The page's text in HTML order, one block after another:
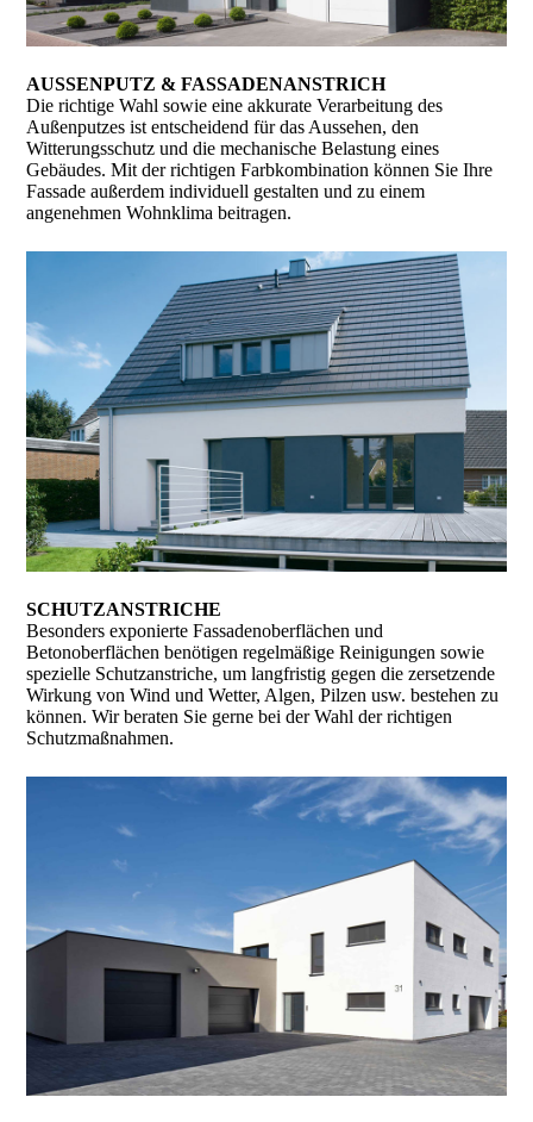
AUSSENPUTZ & FASSADENANSTRICH
Die richtige Wahl sowie eine akkurate Verarbeitung des
Außenputzes ist entscheidend für das Aussehen, den
Witterungsschutz und die mechanische Belastung eines
Gebäudes. Mit der richtigen Farbkombination können Sie Ihre
Fassade außerdem individuell gestalten und zu einem
angenehmen Wohnklima beitragen.
SCHUTZANSTRICHE
Besonders exponierte Fassadenoberflächen und
Betonoberflächen benötigen regelmäßige Reinigungen sowie
spezielle Schutzanstriche, um langfristig gegen die zersetzende
Wirkung von Wind und Wetter, Algen, Pilzen usw. bestehen zu
können. Wir beraten Sie gerne bei der Wahl der richtigen
Schutzmaßnahmen.